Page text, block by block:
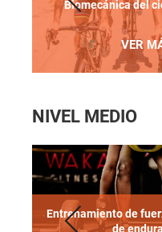
Biomecánica del
VER
NIVEL MEDIO
Entrenamiento de
de